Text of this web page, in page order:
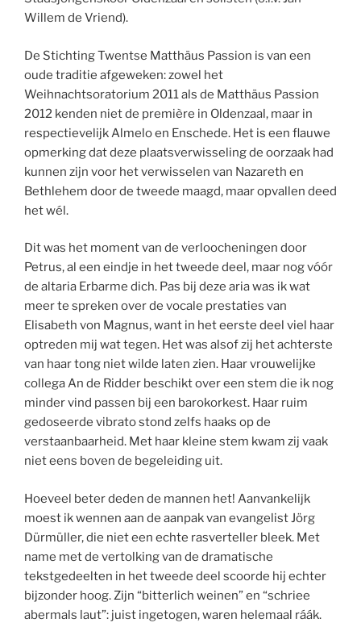
Willem de Vriend).
De Stichting Twentse Matthäus Passion is van een
oude traditie afgeweken: zowel het
Weihnachtsoratorium 2011 als de Matthäus Passion
2012 kenden niet de première in Oldenzaal, maar in
respectievelijk Almelo en Enschede. Het is een flauwe
opmerking dat deze plaatsverwisseling de oorzaak had
kunnen zijn voor het verwisselen van Nazareth en
Bethlehem door de tweede maagd, maar opvallen deed
het wél.
Dit was het moment van de verloocheningen door
Petrus, al een eindje in het tweede deel, maar nog vóór
de altaria Erbarme dich. Pas bij deze aria was ik wat
meer te spreken over de vocale prestaties van
Elisabeth von Magnus, want in het eerste deel viel haar
optreden mij wat tegen. Het was alsof zij het achterste
van haar tong niet wilde laten zien. Haar vrouwelijke
collega An de Ridder beschikt over een stem die ik nog
minder vind passen bij een barokorkest. Haar ruim
gedoseerde vibrato stond zelfs haaks op de
verstaanbaarheid. Met haar kleine stem kwam zij vaak
niet eens boven de begeleiding uit.
Hoeveel beter deden de mannen het! Aanvankelijk
moest ik wennen aan de aanpak van evangelist Jörg
Dürmüller, die niet een echte rasverteller bleek. Met
name met de vertolking van de dramatische
tekstgedeelten in het tweede deel scoorde hij echter
bijzonder hoog. Zijn “bitterlich weinen” en “schriee
abermals laut”: juist ingetogen, waren helemaal ráák.